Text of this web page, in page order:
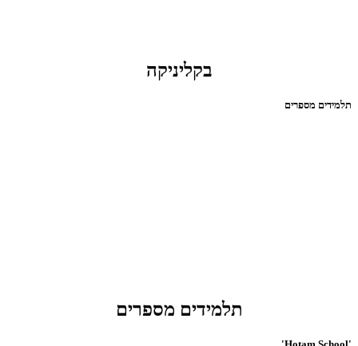
בקליניקה
תלמידים מספרים
תלמידים מספרים